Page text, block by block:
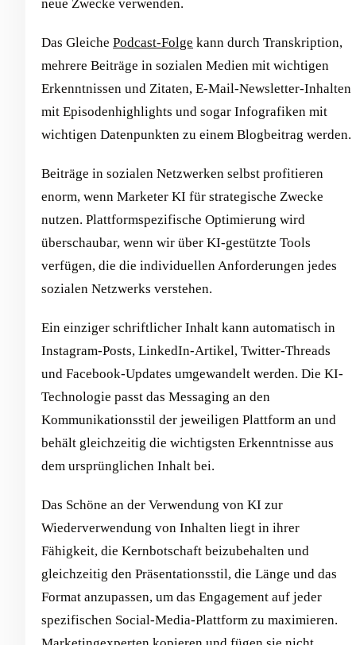
neue Zwecke verwenden.
Das Gleiche Podcast-Folge kann durch Transkription,
mehrere Beiträge in sozialen Medien mit wichtigen
Erkenntnissen und Zitaten, E-Mail-Newsletter-Inhalten
mit Episodenhighlights und sogar Infografiken mit
wichtigen Datenpunkten zu einem Blogbeitrag werden.
Beiträge in sozialen Netzwerken selbst profitieren
enorm, wenn Marketer KI für strategische Zwecke
nutzen. Plattformspezifische Optimierung wird
überschaubar, wenn wir über KI-gestützte Tools
verfügen, die die individuellen Anforderungen jedes
sozialen Netzwerks verstehen.
Ein einziger schriftlicher Inhalt kann automatisch in
Instagram-Posts, LinkedIn-Artikel, Twitter-Threads
und Facebook-Updates umgewandelt werden. Die KI-
Technologie passt das Messaging an den
Kommunikationsstil der jeweiligen Plattform an und
behält gleichzeitig die wichtigsten Erkenntnisse aus
dem ursprünglichen Inhalt bei.
Das Schöne an der Verwendung von KI zur
Wiederverwendung von Inhalten liegt in ihrer
Fähigkeit, die Kernbotschaft beizubehalten und
gleichzeitig den Präsentationsstil, die Länge und das
Format anzupassen, um das Engagement auf jeder
spezifischen Social-Media-Plattform zu maximieren.